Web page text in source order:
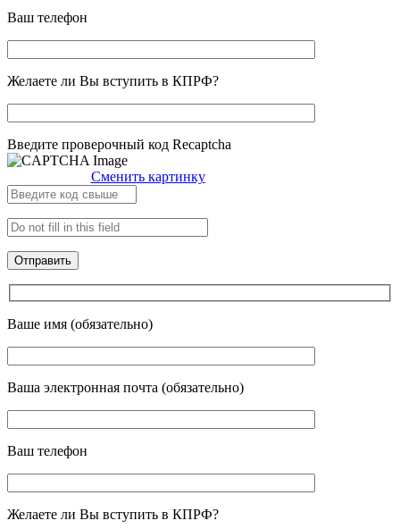
Ваш телефон
Желаете ли Вы вступить в КПРФ?
Введите проверочный код Recaptcha
Сменить картинку
Ваше имя (обязательно)
Ваша электронная почта (обязательно)
Ваш телефон
Желаете ли Вы вступить в КПРФ?